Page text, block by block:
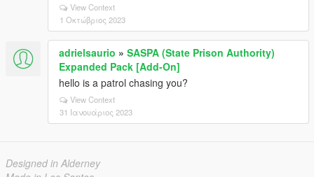
View Context
1 Οκτώβριος 2023
adrielsaurio » SASPA (State Prison Authority)
Expanded Pack [Add-On]
hello is a patrol chasing you?
View Context
31 Ιανουάριος 2023
Designed in Alderney